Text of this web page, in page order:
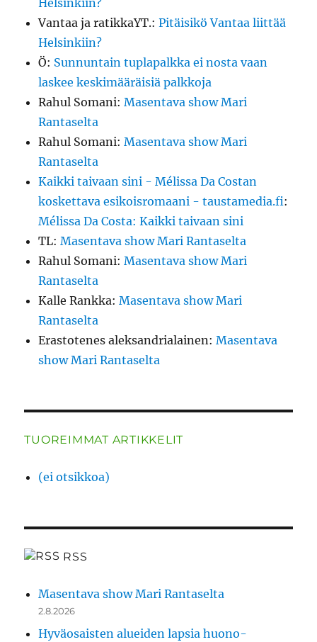
Helsinkiin?
Vantaa ja ratikkaYT.:Pitäisikö Vantaa liittää
Helsinkiin?
Ö: Sunnuntain tuplapalkka ei nosta vaan
laskee keskimääräisiä palkkoja
Rahul Somani:Masentava show Mari
Rantaselta
Rahul Somani:Masentava show Mari
Rantaselta
Kaikki taivaan sini - Mélissa Da Costan
koskettava esikoisromaani - taustamedia.fi:
Mélissa Da Costa: Kaikki taivaan sini
TL:Masentava show Mari Rantaselta
Rahul Somani:Masentava show Mari
Rantaselta
Kalle Rankka:Masentava show Mari
Rantaselta
Erastotenes aleksandrialainen:Masentava
show Mari Rantaselta
TUOREIMMAT ARTIKKELIT
(ei otsikkoa)
RSS
Masentava show Mari Rantaselta
2.8.2026
Hyväosaisten alueiden lapsia huono-